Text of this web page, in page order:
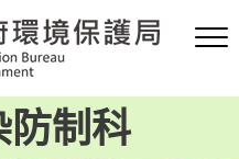
防制科